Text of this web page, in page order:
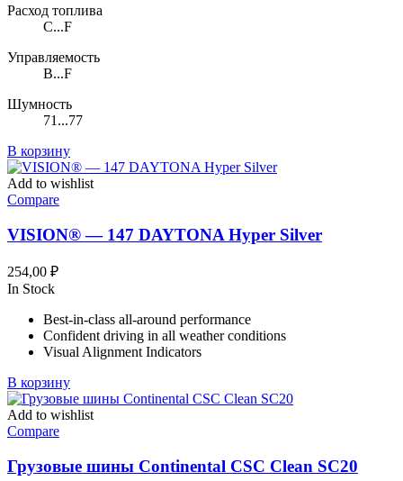
Расход топлива
C...F
Управляемость
B...F
Шумность
71...77
В корзину
Add to wishlist
Compare
VISION® — 147 DAYTONA Hyper Silver
254,00 ₽
In Stock
Best-in-class all-around performance
Confident driving in all weather conditions
Visual Alignment Indicators
В корзину
Add to wishlist
Compare
Грузовые шины Continental CSC Clean SC20